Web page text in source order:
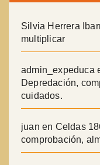
Silvia Herrera
multiplicar
admin_expeduca
Depredación,
cuidados.
juan en Celdas
comprobación,